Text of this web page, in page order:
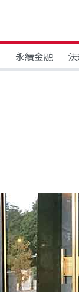
永續金融